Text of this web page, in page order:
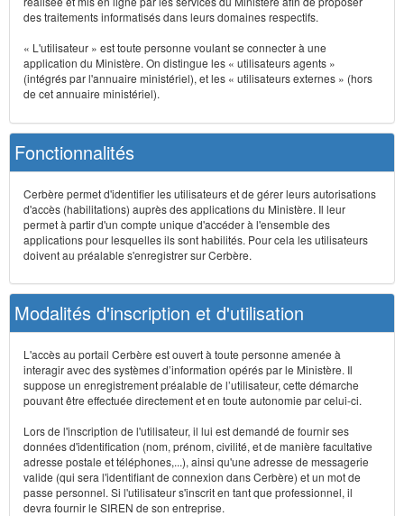
des traitements informatisés dans leurs domaines respectifs.
« L'utilisateur » est toute personne voulant se connecter à une
application du Ministère. On distingue les « utilisateurs agents »
(intégrés par l'annuaire ministériel), et les « utilisateurs externes » (hors
de cet annuaire ministériel).
Fonctionnalités
Cerbère permet d'identifier les utilisateurs et de gérer leurs autorisations
d'accès (habilitations) auprès des applications du Ministère. Il leur
permet à partir d'un compte unique d'accéder à l'ensemble des
applications pour lesquelles ils sont habilités. Pour cela les utilisateurs
doivent au préalable s'enregistrer sur Cerbère.
Modalités d'inscription et d'utilisation
L'accès au portail Cerbère est ouvert à toute personne amenée à
interagir avec des systèmes d’information opérés par le Ministère. Il
suppose un enregistrement préalable de l’utilisateur, cette démarche
pouvant être effectuée directement et en toute autonomie par celui-ci.
Lors de l'inscription de l'utilisateur, il lui est demandé de fournir ses
données d'identification (nom, prénom, civilité, et de manière facultative
adresse postale et téléphones,...), ainsi qu'une adresse de messagerie
valide (qui sera l'identifiant de connexion dans Cerbère) et un mot de
passe personnel. Si l'utilisateur s'inscrit en tant que professionnel, il
devra fournir le SIREN de son entreprise.